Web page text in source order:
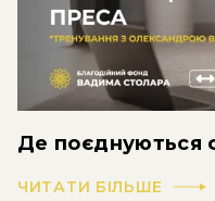
Де поєднуються
ЧИТАТИ БІЛЬШЕ